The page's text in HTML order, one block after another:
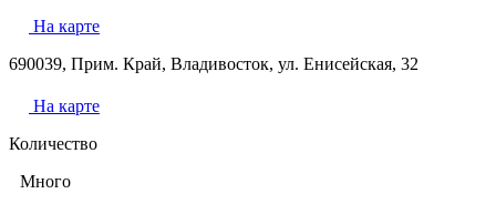
На карте
690039, Прим. Край, Владивосток, ул. Енисейская, 32
На карте
Количество
Много